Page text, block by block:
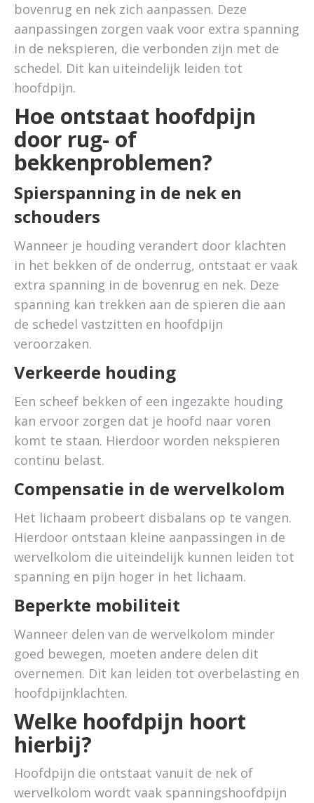
bovenrug en nek zich aanpassen. Deze
aanpassingen zorgen vaak voor extra spanning
in de nekspieren, die verbonden zijn met de
schedel. Dit kan uiteindelijk leiden tot
hoofdpijn.
Hoe ontstaat hoofdpijn
door rug- of
bekkenproblemen?
Spierspanning in de nek en
schouders
Wanneer je houding verandert door klachten
in het bekken of de onderrug, ontstaat er vaak
extra spanning in de bovenrug en nek. Deze
spanning kan trekken aan de spieren die aan
de schedel vastzitten en hoofdpijn
veroorzaken.
Verkeerde houding
Een scheef bekken of een ingezakte houding
kan ervoor zorgen dat je hoofd naar voren
komt te staan. Hierdoor worden nekspieren
continu belast.
Compensatie in de wervelkolom
Het lichaam probeert disbalans op te vangen.
Hierdoor ontstaan kleine aanpassingen in de
wervelkolom die uiteindelijk kunnen leiden tot
spanning en pijn hoger in het lichaam.
Beperkte mobiliteit
Wanneer delen van de wervelkolom minder
goed bewegen, moeten andere delen dit
overnemen. Dit kan leiden tot overbelasting en
hoofdpijnklachten.
Welke hoofdpijn hoort
hierbij?
Hoofdpijn die ontstaat vanuit de nek of
wervelkolom wordt vaak spanningshoofdpijn